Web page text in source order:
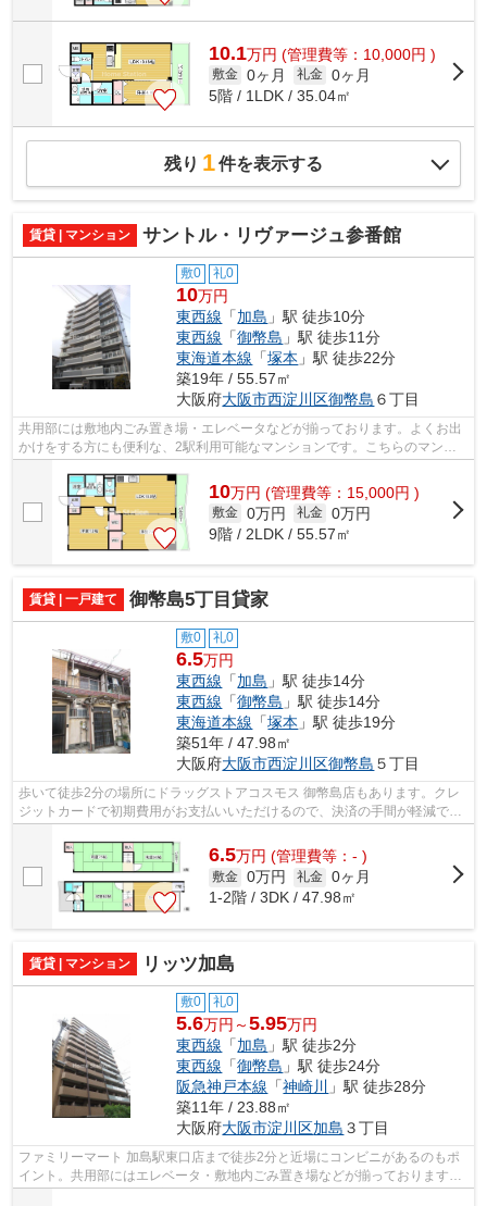
10.1万円 (管理費等：10,000円 )
敷金 0ヶ月 礼金 0ヶ月
5階 / 1LDK / 35.04㎡
残り 1件を表示する
賃貸 | マンション サントル・リヴァージュ参番館
敷0 礼0
10万円
東西線 「加島 」駅 徒歩10分
東西線 「御幣島 」駅 徒歩11分
東海道本線 「塚本 」駅 徒歩22分
築19年 / 55.57㎡
大阪府大阪市西淀川区御幣島 ６丁目
共用部には敷地内ごみ置き場・エレベータなどが揃っております。よくお出
かけをする方にも便利な、2駅利用可能なマンションです。こちらのマンシ
10万円 (管理費等：15,000円 )
敷金 0万円 礼金 0万円
9階 / 2LDK / 55.57㎡
賃貸 | 一戸建て 御幣島5丁目貸家
敷0 礼0
6.5万円
東西線 「加島 」駅 徒歩14分
東西線 「御幣島 」駅 徒歩14分
東海道本線 「塚本 」駅 徒歩19分
築51年 / 47.98㎡
大阪府大阪市西淀川区御幣島 ５丁目
歩いて徒歩2分の場所にドラッグストアコスモス 御幣島店もあります。クレ
ジットカードで初期費用がお支払いいただけるので、決済の手間が軽減でき
ます。風通しが良く、熱がこもりにく...
6.5万円 (管理費等：- )
敷金 0万円 礼金 0ヶ月
1-2階 / 3DK / 47.98㎡
賃貸 | マンション リッツ加島
敷0 礼0
5.6万円～5.95万円
東西線 「加島 」駅 徒歩2分
東西線 「御幣島 」駅 徒歩24分
阪急神戸本線 「神崎川
」駅 徒歩28分
築11年 / 23.88㎡
大阪府大阪市淀川区加島 ３丁目
ファミリーマート 加島駅東口店まで徒歩2分と近場にコンビニがあるのもポ
イント。共用部にはエレベータ・敷地内ごみ置き場などが揃っております。
駅まで徒歩2分の位置に立地する、アク...